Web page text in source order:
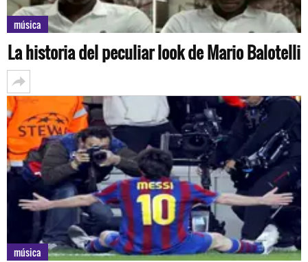
música
La historia del peculiar look de Mario Balotelli
música